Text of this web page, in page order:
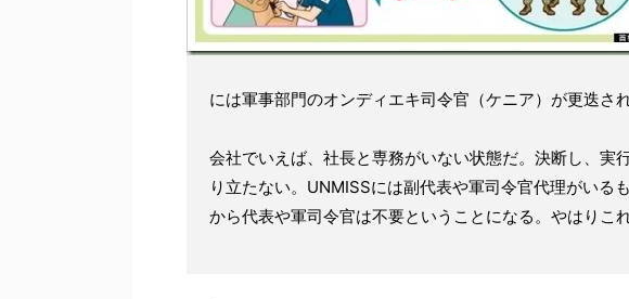
には軍事部門のオンディエキ司令官（ケニア）が更迭さ
会社でいえば、社長と専務がいない状態だ。決断し、実
り立たない。UNMISSには副代表や軍司令官代理がいる
から代表や軍司令官は不要ということになる。やはりこ